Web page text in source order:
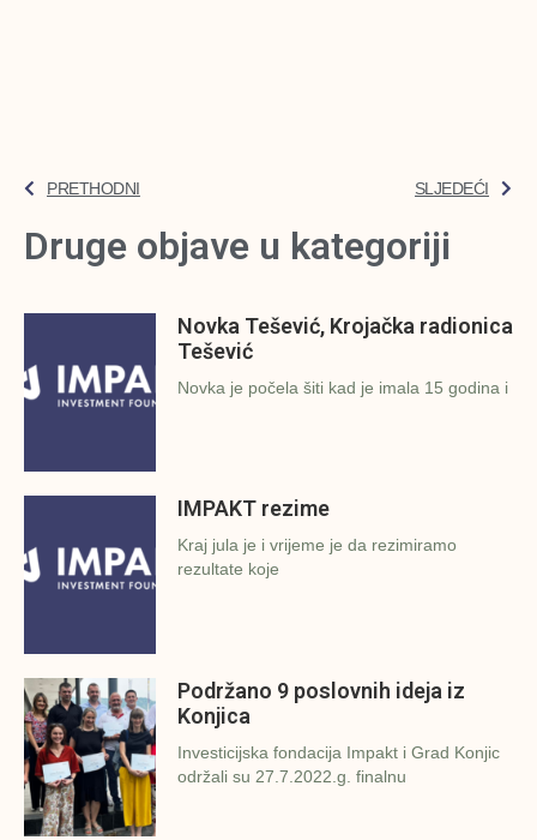
PRETHODNI SLJEDEĆI
Druge objave u kategoriji
Novka Tešević, Krojačka radionica
Tešević
Novka je počela šiti kad je imala 15 godina i
IMPAKT rezime
Kraj jula je i vrijeme je da rezimiramo
rezultate koje
Podržano 9 poslovnih ideja iz
Konjica
Investicijska fondacija Impakt i Grad Konjic
održali su 27.7.2022.g. finalnu